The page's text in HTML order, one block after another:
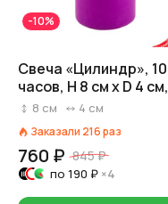
-10%
Свеча «Цилиндр», 10
часов, H 8 см x D 4 см,
сиреневый
8 см 4 см
Заказали 216раз
760 ₽ 845 ₽
по 190 ₽ ×4